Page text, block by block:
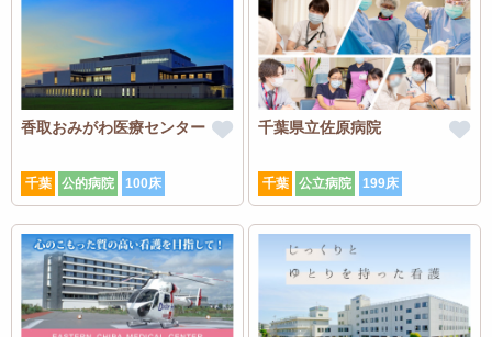
香取おみがわ医療センター
千葉 公的病院 100床
千葉県立佐原病院
千葉 公立病院 199床